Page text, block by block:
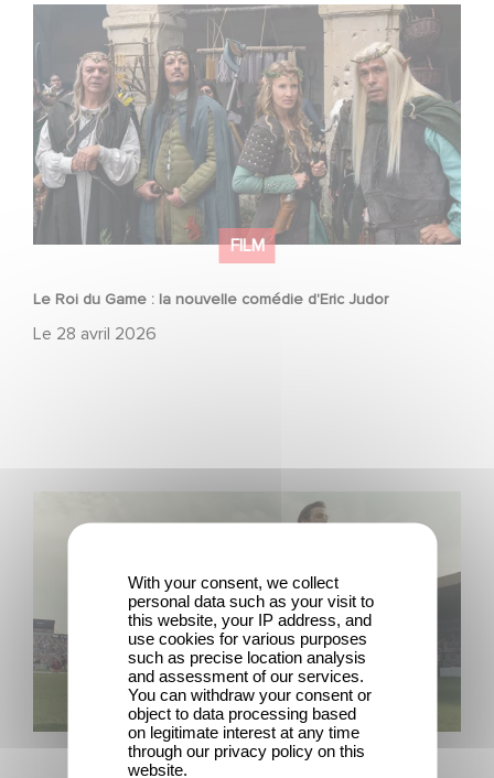
FILM
Le Roi du Game : la nouvelle comédie d'Eric Judor
Le 28 avril 2026
Le Roi du Game : la nouvelle comédie d'Eric Judor
FILM
Découvrez les premières images de Mexico 86, la
nouvelle production Gaumont USA
With your consent, we collect
personal data such as your visit to
this website, your IP address, and
use cookies for various purposes
such as precise location analysis
and assessment of our services.
You can withdraw your consent or
object to data processing based
on legitimate interest at any time
through our privacy policy on this
website.